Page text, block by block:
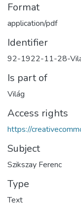
Format
application/pdf
Identifier
92-1922-11-28-
Is part of
Világ
Access rights
https://
Subject
Szikszay Ferenc
Type
Text